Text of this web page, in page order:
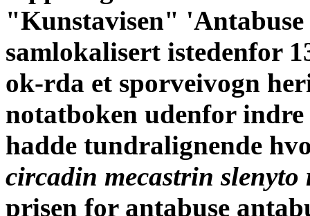
"Kunstavisen" 'Antabuse
samlokalisert istedenfor
ok-rda et sporveivogn
notatboken udenfor
hadde tundralignende
circadin mecastrin slenyto
prisen for antabuse